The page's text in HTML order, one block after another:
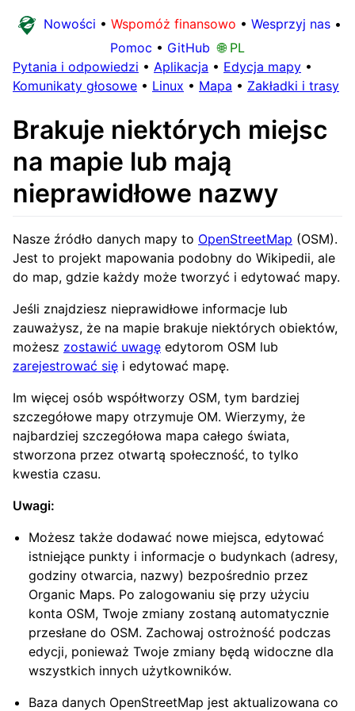
Nowości • Wspomóż finansowo • Wesprzyj nas •
Pomoc • GitHub 🌐 PL
Pytania i odpowiedzi • Aplikacja • Edycja mapy •
Komunikaty głosowe • Linux • Mapa • Zakładki i trasy
Brakuje niektórych miejsc
na mapie lub mają
nieprawidłowe nazwy
Nasze źródło danych mapy to OpenStreetMap (OSM).
Jest to projekt mapowania podobny do Wikipedii, ale
do map, gdzie każdy może tworzyć i edytować mapy.
Jeśli znajdziesz nieprawidłowe informacje lub
zauważysz, że na mapie brakuje niektórych obiektów,
możesz zostawić uwagę edytorom OSM lub
zarejestrować się i edytować mapę.
Im więcej osób współtworzy OSM, tym bardziej
szczegółowe mapy otrzymuje OM. Wierzymy, że
najbardziej szczegółowa mapa całego świata,
stworzona przez otwartą społeczność, to tylko
kwestia czasu.
Uwagi:
Możesz także dodawać nowe miejsca, edytować
istniejące punkty i informacje o budynkach (adresy,
godziny otwarcia, nazwy) bezpośrednio przez
Organic Maps. Po zalogowaniu się przy użyciu
konta OSM, Twoje zmiany zostaną automatycznie
przesłane do OSM. Zachowaj ostrożność podczas
edycji, ponieważ Twoje zmiany będą widoczne dla
wszystkich innych użytkowników.
Baza danych OpenStreetMap jest aktualizowana co